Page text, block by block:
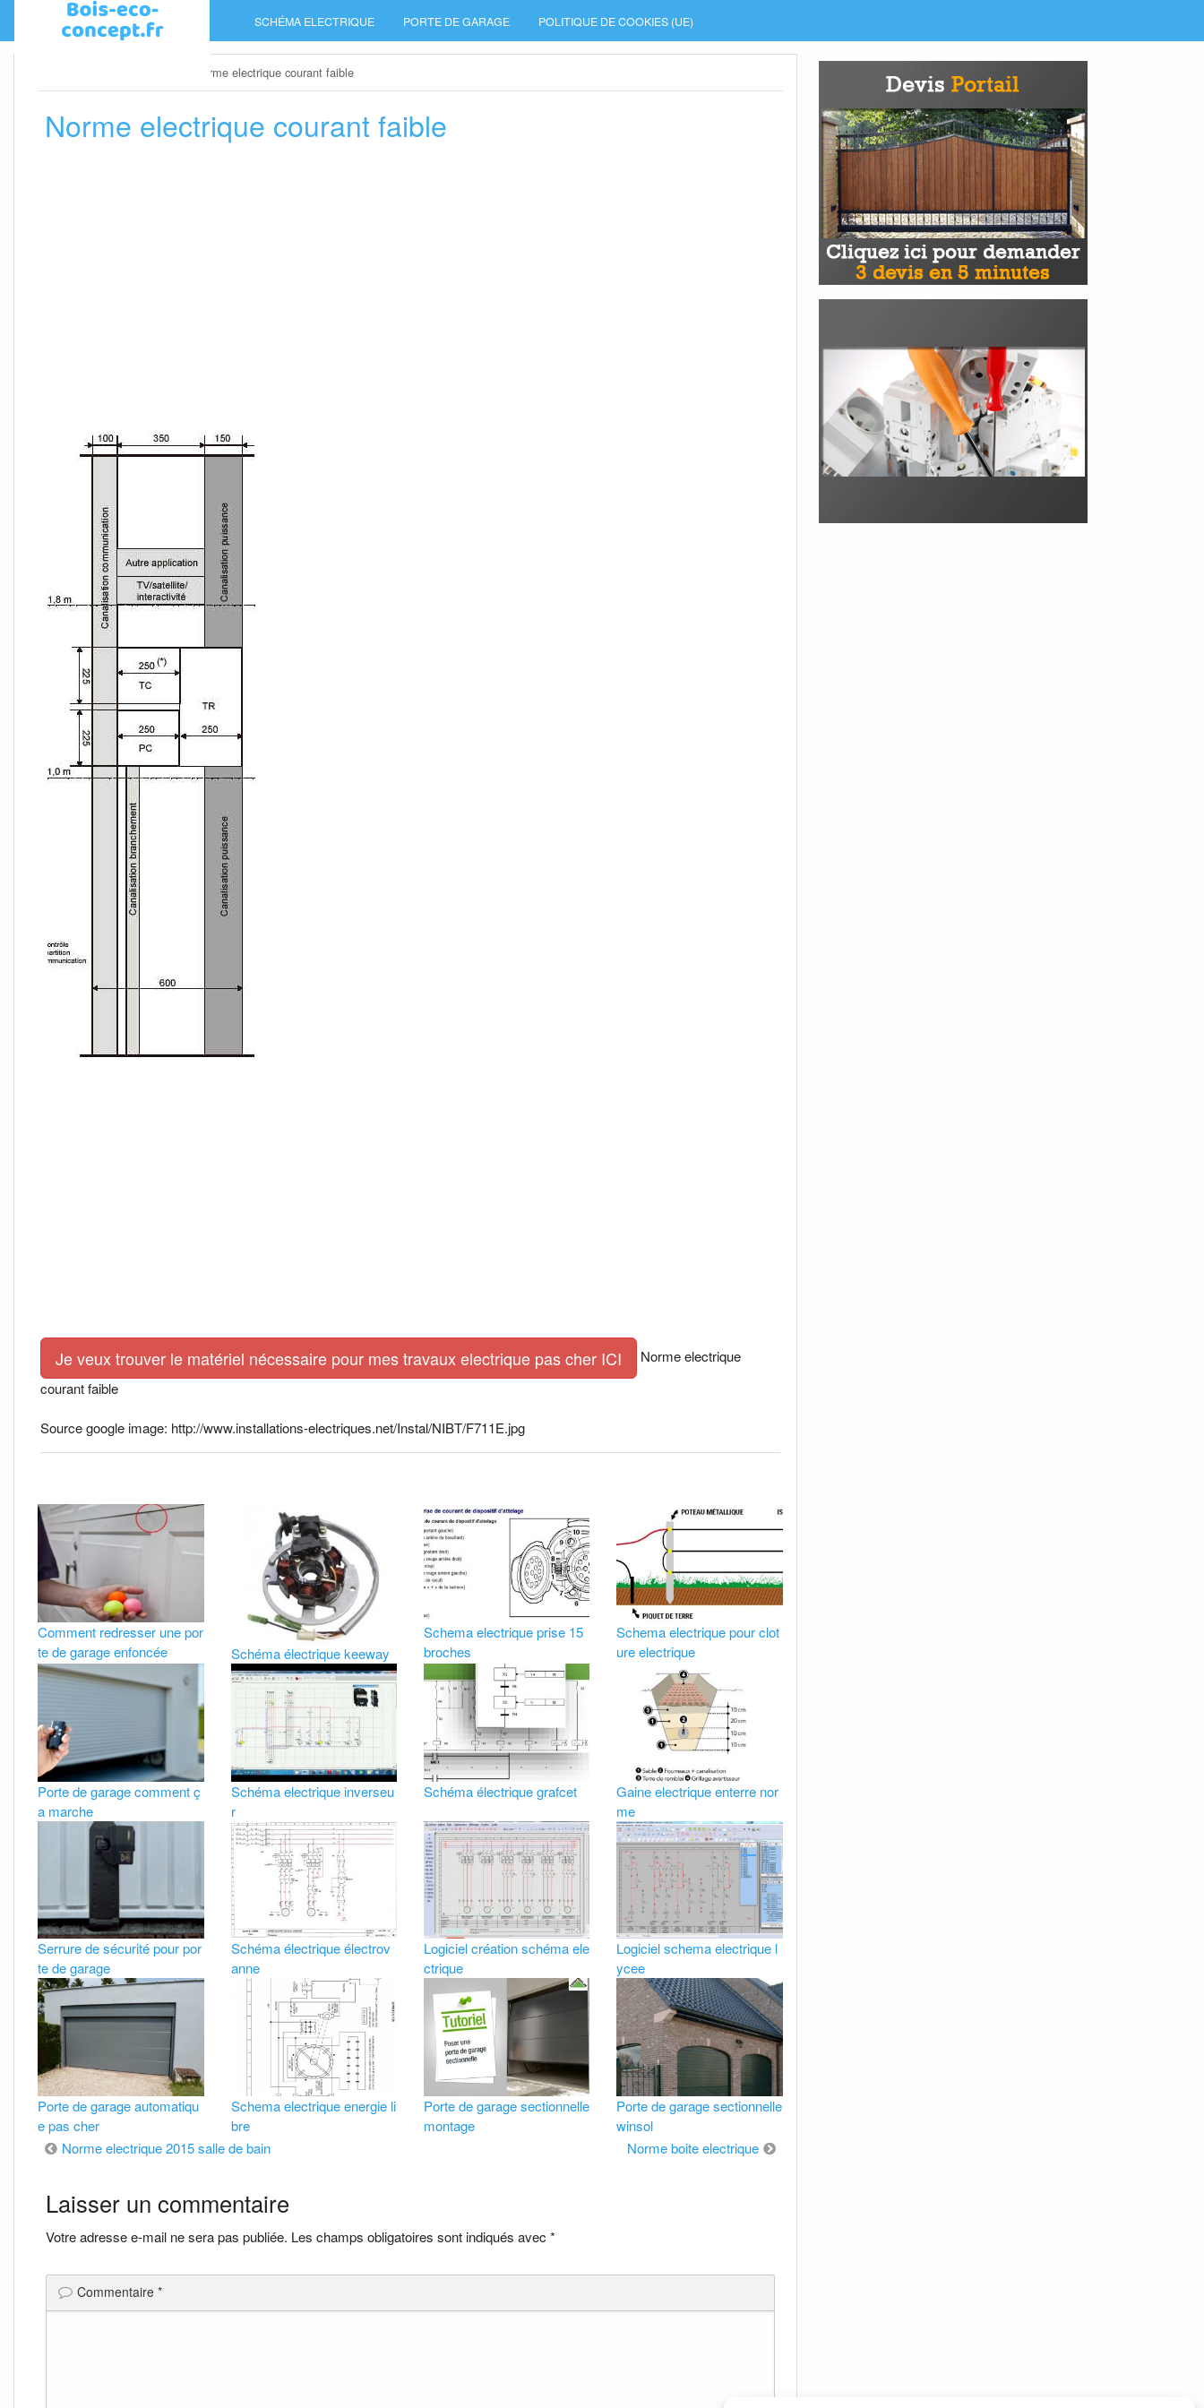
SCHÉMA ELECTRIQUE PORTE DE GARAGE POLITIQUE DE COOKIES (UE)
Norme electrique courant faible
Norme electrique courant faible
Je veux trouver le matériel nécessaire pour mes travaux electrique pas cher ICI
Norme electrique
courant faible
Source google image: http://www.installations-electriques.net/Instal/NIBT/F711E.jpg
Comment redresser une por
te de garage enfoncée
Schéma électrique keeway
Schema electrique prise 15
broches
Schema electrique pour clot
ure electrique
Porte de garage comment ç
a marche
Schéma electrique inverseu
r
Schéma électrique grafcet
Gaine electrique enterre nor
me
Serrure de sécurité pour por
te de garage
Schéma électrique électrov
anne
Logiciel création schéma ele
ctrique
Logiciel schema electrique l
ycee
Porte de garage automatiqu
e pas cher
Schema electrique energie li
bre
Porte de garage sectionnelle
montage
Porte de garage sectionnelle
winsol
Navigation
de
l’article
Norme electrique 2015 salle de bain Norme boite electrique
Laisser un commentaire
Votre adresse e-mail ne sera pas publiée. Les champs obligatoires sont indiqués avec *
Commentaire *